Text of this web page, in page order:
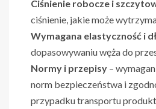
Ciśnienie robocze i
ciśnienie, jakie może
Wymagana elastyczność i
dopasowywaniu węża do
Normy i przepisy –
norm bezpieczeństwa i
przypadku transportu